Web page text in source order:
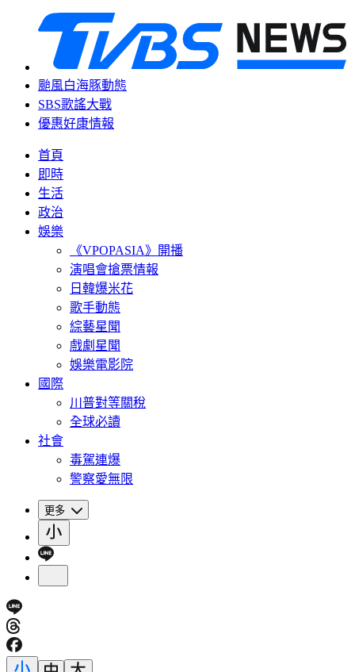
颱風白海豚動態
SBS歌謠大戰
優惠好康情報
首頁
即時
生活
政治
娛樂
《VPOPASIA》開播
演唱會搶票情報
日韓爆米花
歌手動態
綜藝星聞
戲劇星聞
娛樂電影院
國際
川普對等關稅
全球必讀
社會
毒駕連爆
警察愛無限
更多